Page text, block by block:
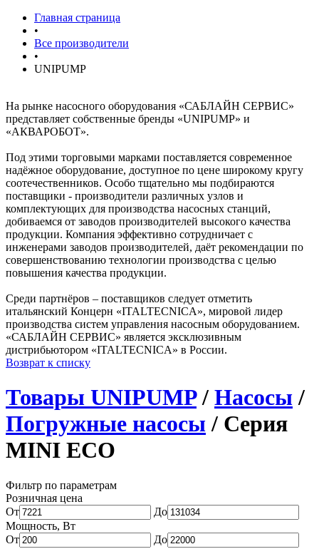
Главная страница
•
Все производители
•
UNIPUMP
На рынке насосного оборудования «САБЛАЙН СЕРВИС»
представляет собственные бренды «UNIPUMP» и
«АКВАРОБОТ».
Под этими торговыми марками поставляется современное
надёжное оборудование, доступное по цене широкому кругу
соотечественников. Особо тщательно мы подбираются
поставщики - производители различных узлов и
комплектующих для производства насосных станций,
добиваемся от заводов производителей высокого качества
продукции. Компания эффективно сотрудничает с
инженерами заводов производителей, даёт рекомендации по
совершенствованию технологии производства с целью
повышения качества продукции.
Среди партнёров – поставщиков следует отметить
итальянский Концерн «ITALTECNICA», мировой лидер
производства систем управления насосным оборудованием.
«САБЛАЙН СЕРВИС» является эксклюзивным
дистрибьютором «ITALTECNICA» в России.
Возврат к списку
Товары UNIPUMP/ Насосы/
Погружные насосы/ Серия
MINI ECO
Фильтр по параметрам
Розничная цена
От
До
Мощность, Вт
От
До